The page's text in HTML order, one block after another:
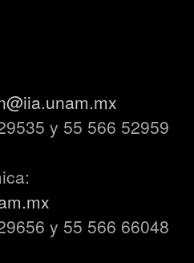
y 55 566 52959
y 55 566 66048